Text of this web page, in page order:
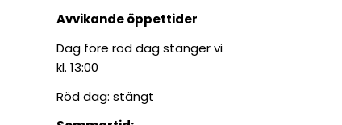
Avvikande öppettider
Dag före röd dag stänger vi
kl. 13:00
Röd dag: stängt